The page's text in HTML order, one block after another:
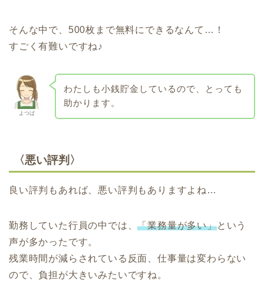
そんな中で、500枚まで無料にできるなんて…！
すごく有難いですね♪
よつば
わたしも小銭貯金しているので、とっても
助かります。
〈悪い評判〉
良い評判もあれば、悪い評判もありますよね…
勤務していた行員の中では、「業務量が多い」という
声が多かったです。
残業時間が減らされている反面、仕事量は変わらない
ので、負担が大きいみたいですね。